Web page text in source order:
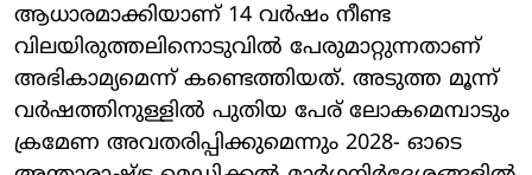
ആധാരമാക്കിയാണ് 14 വർഷം നീണ്ട‌
വിലയിരുത്തലിനൊടുവിൽ പേരുമാറ്റുന്നതാണ്
അഭികാമ്യമെന്ന് കണ്ടെത്തിയത്. അടുത്ത മൂന്ന്
വർഷത്തിനുള്ളിൽ പുതിയ പേര് ലോകമെമ്പാടും
ക്രമേണ അവതരിപ്പിക്കുമെന്നും 2028- ഓടെ